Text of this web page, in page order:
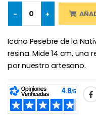
€4.90
€6.00
- +
Icono Pesebre de la
resina. Mide 14 cm, una
por nuestro artesano.
SHARE: